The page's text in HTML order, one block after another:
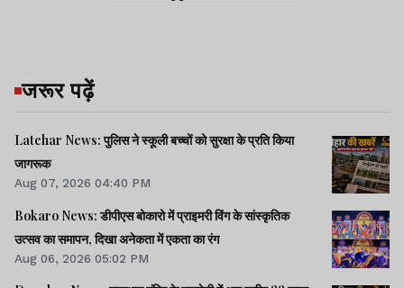
जरूर पढ़ें
Latehar News: पुलिस ने स्कूली बच्चों को सुरक्षा के प्रति किया
जागरूक
Aug 07, 2026 04:40 PM
Bokaro News: डीपीएस बोकारो में प्राइमरी विंग के सांस्कृतिक
उत्सव का समापन, दिखा अनेकता में एकता का रंग
Aug 06, 2026 05:02 PM